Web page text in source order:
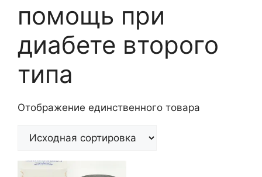
помощь при
диабете второго
типа
Отображение единственного товара